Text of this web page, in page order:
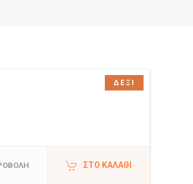
ΣΤΟ ΚΑΛΆΘΙ
ΔΕΞΙ